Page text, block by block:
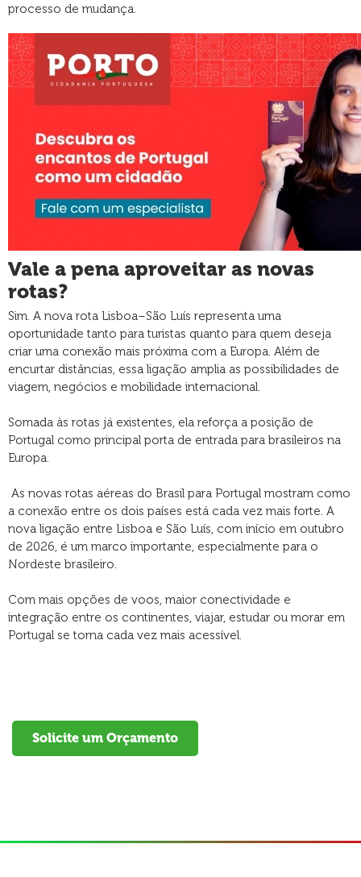
processo de mudança.
Vale a pena aproveitar as novas
rotas?
Sim. A nova rota Lisboa–São Luís representa uma
oportunidade tanto para turistas quanto para quem deseja
criar uma conexão mais próxima com a Europa. Além de
encurtar distâncias, essa ligação amplia as possibilidades de
viagem, negócios e mobilidade internacional.
Somada às rotas já existentes, ela reforça a posição de
Portugal como principal porta de entrada para brasileiros na
Europa.
As novas rotas aéreas do Brasil para Portugal mostram como
a conexão entre os dois países está cada vez mais forte. A
nova ligação entre Lisboa e São Luís, com início em outubro
de 2026, é um marco importante, especialmente para o
Nordeste brasileiro.
Com mais opções de voos, maior conectividade e
integração entre os continentes, viajar, estudar ou morar em
Portugal se torna cada vez mais acessível.
Solicite um Orçamento